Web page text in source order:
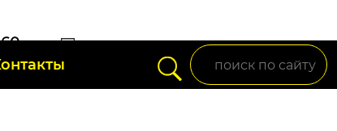
setup95@mail.ru